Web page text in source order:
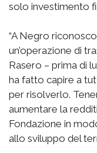
solo investimento
“A Negro
un’operazione di
Rasero – prima di
ha fatto capire a
per risolverlo.
aumentare la
Fondazione in
allo sviluppo del